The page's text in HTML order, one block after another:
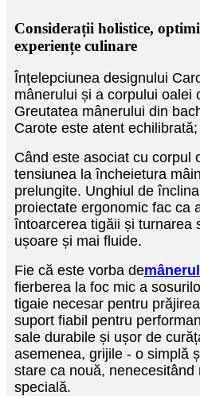
Considerații holistice,
experiențe culinare
Înțelepciunea designului
mânerului și a corpului oalei
Greutatea mânerului din
Carote este atent echilibrată;
Când este asociat cu corpul
tensiunea la încheietura
prelungite. Unghiul de
proiectate ergonomic fac ca
întoarcerea tigăii și turnarea
ușoare și mai fluide.
Fie că este vorba de
fierberea la foc mic a
tigaie necesar pentru
suport fiabil pentru
sale durabile și ușor de
asemenea, grijile - o simplă
stare ca nouă, nenecesitând
specială.